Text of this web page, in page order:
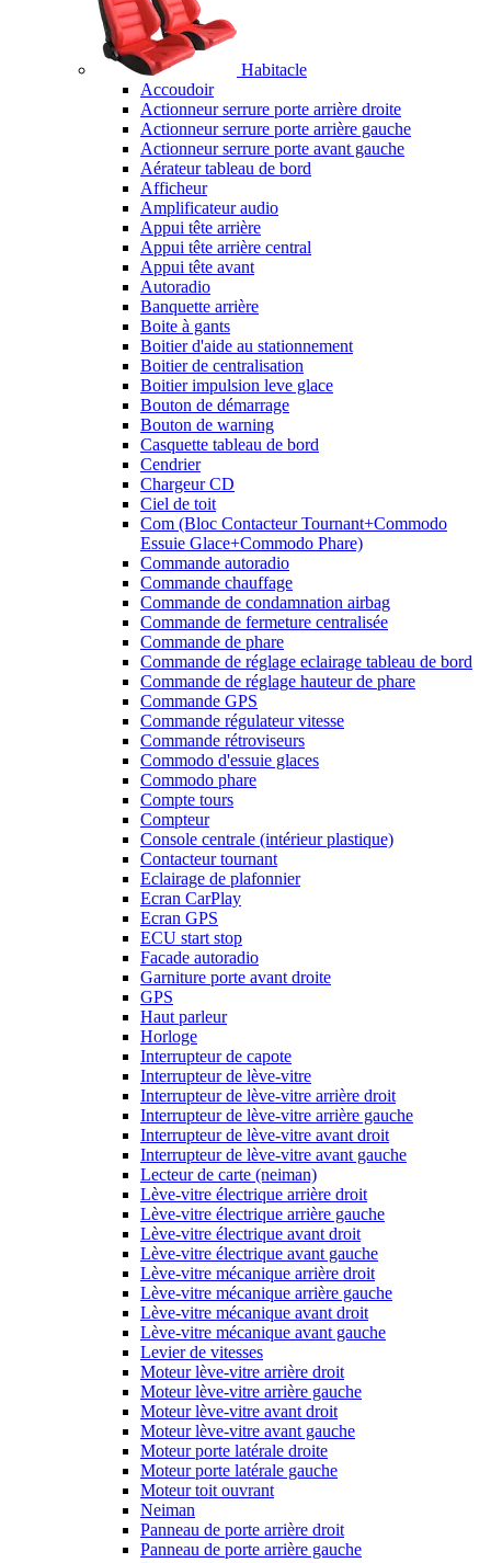
Habitacle
Accoudoir
Actionneur serrure porte arrière droite
Actionneur serrure porte arrière gauche
Actionneur serrure porte avant gauche
Aérateur tableau de bord
Afficheur
Amplificateur audio
Appui tête arrière
Appui tête arrière central
Appui tête avant
Autoradio
Banquette arrière
Boite à gants
Boitier d'aide au stationnement
Boitier de centralisation
Boitier impulsion leve glace
Bouton de démarrage
Bouton de warning
Casquette tableau de bord
Cendrier
Chargeur CD
Ciel de toit
Com (Bloc Contacteur Tournant+Commodo
Essuie Glace+Commodo Phare)
Commande autoradio
Commande chauffage
Commande de condamnation airbag
Commande de fermeture centralisée
Commande de phare
Commande de réglage eclairage tableau de bord
Commande de réglage hauteur de phare
Commande GPS
Commande régulateur vitesse
Commande rétroviseurs
Commodo d'essuie glaces
Commodo phare
Compte tours
Compteur
Console centrale (intérieur plastique)
Contacteur tournant
Eclairage de plafonnier
Ecran CarPlay
Ecran GPS
ECU start stop
Facade autoradio
Garniture porte avant droite
GPS
Haut parleur
Horloge
Interrupteur de capote
Interrupteur de lève-vitre
Interrupteur de lève-vitre arrière droit
Interrupteur de lève-vitre arrière gauche
Interrupteur de lève-vitre avant droit
Interrupteur de lève-vitre avant gauche
Lecteur de carte (neiman)
Lève-vitre électrique arrière droit
Lève-vitre électrique arrière gauche
Lève-vitre électrique avant droit
Lève-vitre électrique avant gauche
Lève-vitre mécanique arrière droit
Lève-vitre mécanique arrière gauche
Lève-vitre mécanique avant droit
Lève-vitre mécanique avant gauche
Levier de vitesses
Moteur lève-vitre arrière droit
Moteur lève-vitre arrière gauche
Moteur lève-vitre avant droit
Moteur lève-vitre avant gauche
Moteur porte latérale droite
Moteur porte latérale gauche
Moteur toit ouvrant
Neiman
Panneau de porte arrière droit
Panneau de porte arrière gauche